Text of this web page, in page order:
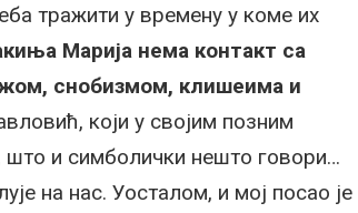
тражити у времену у коме их
Марија нема контакт са
снобизмом, клишеима и
који у својим позним
што и симболички нешто говори…
на нас. Уосталом, и мој посао је